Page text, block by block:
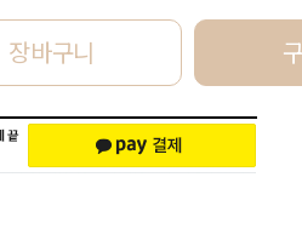
장바구니